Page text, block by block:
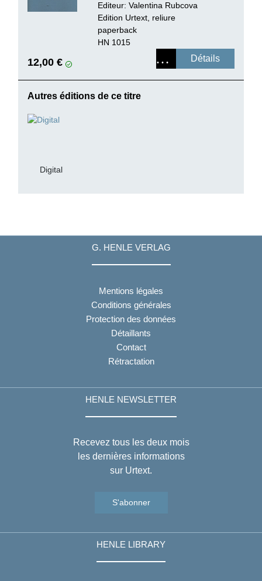
Editeur: Valentina Rubcova
Edition Urtext, reliure
paperback
HN 1015
12,00 € Détails
Autres éditions de ce titre
Digital
G. HENLE VERLAG
Mentions légales
Conditions générales
Protection des données
Détaillants
Contact
Rétractation
HENLE NEWSLETTER
Recevez tous les deux mois
les dernières informations
sur Urtext.
S'abonner
HENLE LIBRARY